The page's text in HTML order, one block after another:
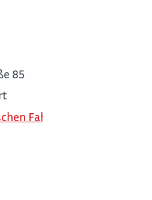
85
Fahrplanauskunft